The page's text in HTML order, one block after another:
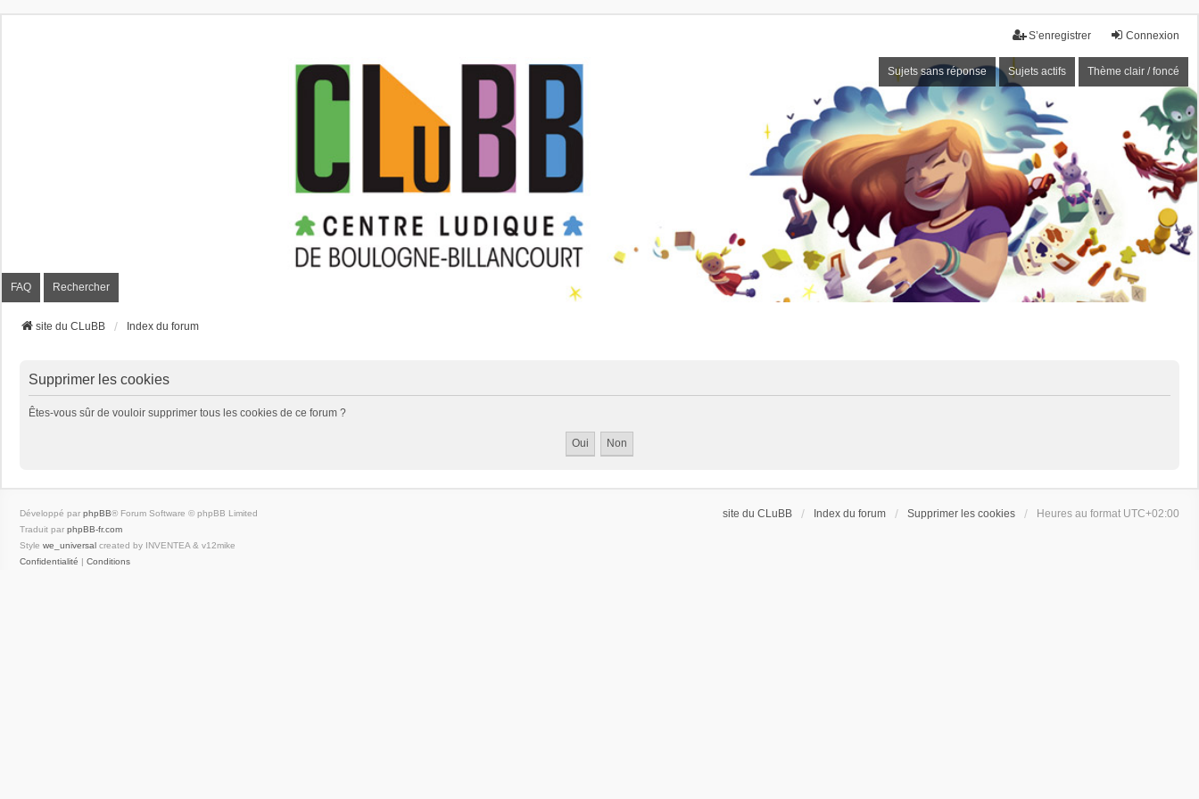
Connexion
S’enregistrer
Sujets sans réponse Sujets actifs Thème clair / foncé
FAQ Rechercher
site du CLuBB Index du forum
Supprimer les cookies
Êtes-vous sûr de vouloir supprimer tous les cookies de ce forum ?
site du CLuBB Index du forum Supprimer les cookies Heures au format UTC+02:00
Développé par phpBB® Forum Software © phpBB Limited
Traduit par phpBB-fr.com
Style we_universal created by INVENTEA & v12mike
Confidentialité | Conditions